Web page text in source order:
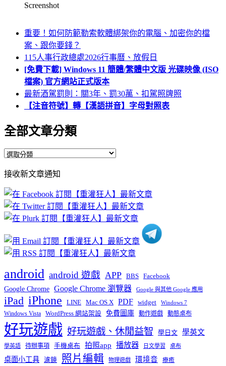
Screenshot
重要！如何防範勒索軟體綁架你的電腦、加密你的檔
案、跟你要錢？
115人事行政總處2026行事曆、放假日
[免費下載] Windows 11 簡體/繁體中文版 光碟映像 (ISO
檔案) 官方網站正式版本
最新酒駕罰則：關3年、罰30萬、扣駕照牌照
【注音符號】轉【漢語拼音】字母對照表
全部文章分類
全
文
章
分
類
接收新文章通知
android android 遊戲 APP BBS Facebook
Google Chrome Google Chrome 瀏覽器 Google 與其他 Google 應用
iPad iPhone LINE Mac OS X PDF widget Windows 7
Windows Vista WordPress 網站架設 免費圖庫 動作遊戲 動態桌布
好玩遊戲 好玩遊戲、休閒益智 學日文 學英文
學英語 待辦事項 手機桌布 拍照app 播放器 日文學習 桌布
桌面小工具 濾鏡 照片編輯 物理遊戲 環境音 療癒